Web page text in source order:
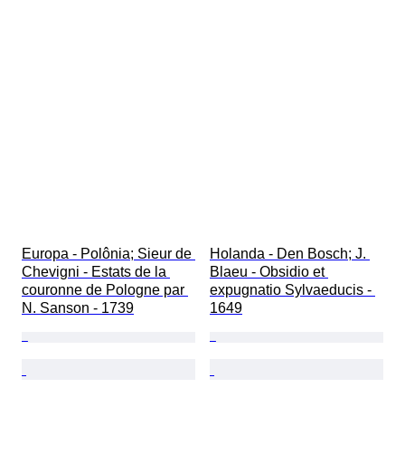
Europa - Polônia; Sieur de
Chevigni - Estats de la
couronne de Pologne par
N. Sanson - 1739
Holanda - Den Bosch; J.
Blaeu - Obsidio et
expugnatio Sylvaeducis -
1649